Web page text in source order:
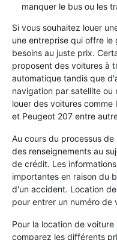
manquer le bus ou les
Si vous souhaitez louer
une entreprise qui offre
besoins au juste prix.
proposent des voitures à
automatique tandis que
navigation par satellite ou
louer des voitures comme
et Peugeot 207 entre
Au cours du processus
des renseignements au
de crédit. Les
importantes en raison du
d'un accident. Location
pour entrer un numéro de
Pour la location de
comparez les différents